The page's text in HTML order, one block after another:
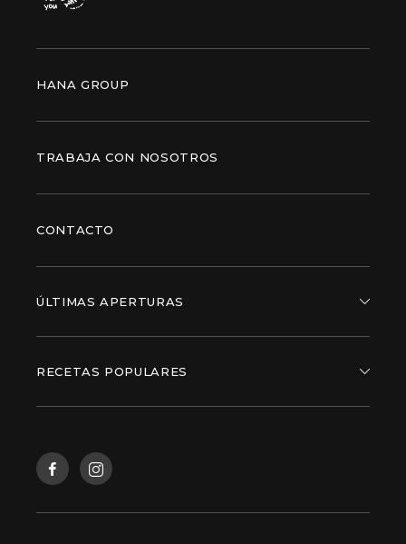
HANA GROUP
TRABAJA CON NOSOTROS
CONTACTO
ÚLTIMAS APERTURAS
RECETAS POPULARES